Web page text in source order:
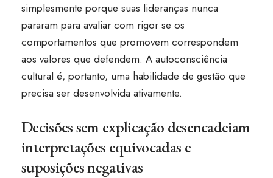
simplesmente porque suas lideranças nunca
pararam para avaliar com rigor se os
comportamentos que promovem correspondem
aos valores que defendem. A autoconsciência
cultural é, portanto, uma habilidade de gestão que
precisa ser desenvolvida ativamente.
Decisões sem explicação desencadeiam
interpretações equivocadas e
suposições negativas